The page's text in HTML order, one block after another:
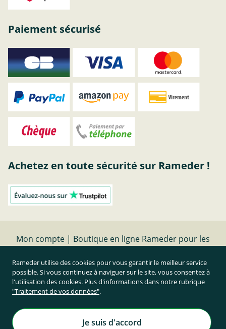
Paiement sécurisé
Achetez en toute sécurité sur Rameder !
Mon compte | Boutique en ligne Rameder pour les
Résilier le contrat
Prix TTC et hors frais de port
Rameder Attelage France
Rameder utilise des cookies pour vous garantir le meilleur service
possible. Si vous continuez à naviguer sur le site, vous consentez à
l'utilisation des cookies. Plus d'informations dans notre rubrique
"Traitement de vos données".
Je suis d'accord